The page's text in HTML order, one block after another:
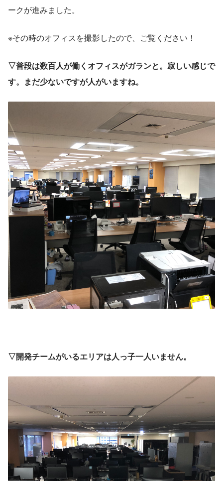
ークが進みました。
※その時のオフィスを撮影したので、ご覧ください！
▽普段は数百人が働くオフィスがガランと。寂しい感じで
す。まだ少ないですが人がいますね。
▽開発チームがいるエリアは人っ子一人いません。